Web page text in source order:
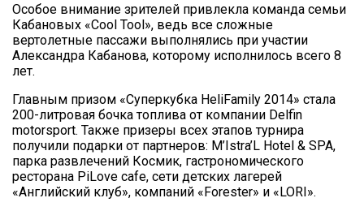
Особое внимание зрителей привлекла команда семьи
Кабановых «Cool Tool», ведь все сложные
вертолетные пассажи выполнялись при участии
Александра Кабанова, которому исполнилось всего 8
лет.
Главным призом «Суперкубка HeliFamily 2014» стала
200-литровая бочка топлива от компании Delfin
motorsport. Также призеры всех этапов турнира
получили подарки от партнеров: M’Istra’L Hotel & SPA,
парка развлечений Космик, гастрономического
ресторана PiLove cafe, сети детских лагерей
«Английский клуб», компаний «Forester» и «LORI».